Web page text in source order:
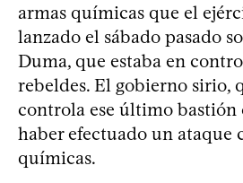
armas químicas que el
lanzado el sábado pasado
Duma, que estaba en
rebeldes. El gobierno sirio,
controla ese último bastión
haber efectuado un ataque
químicas.